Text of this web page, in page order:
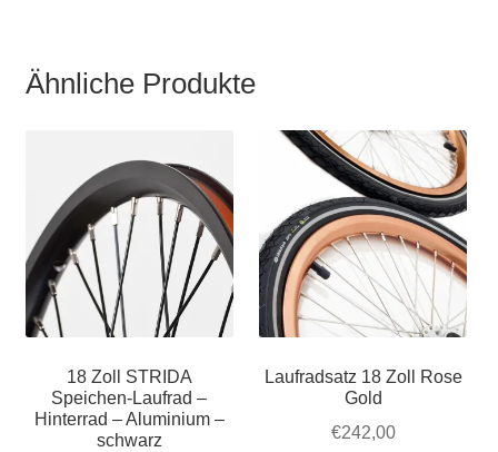
auf
der
Ähnliche Produkte
18 Zoll STRIDA
Speichen-Laufrad –
Hinterrad – Aluminium –
schwarz
Laufradsatz 18 Zoll Rose
Gold
€242,00